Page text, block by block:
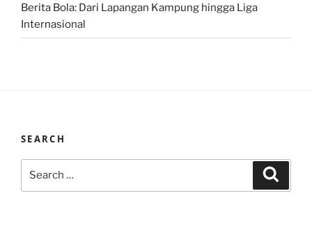
Berita Bola: Dari Lapangan Kampung hingga Liga
Internasional
SEARCH